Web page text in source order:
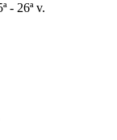
- 26ª v.